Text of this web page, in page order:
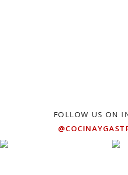
FOLLOW US ON